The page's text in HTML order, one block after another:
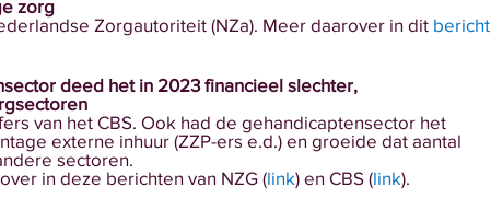
zorg
Zorgautoriteit (NZa). Meer daarover in dit bericht
deed het in 2023 financieel slechter,
van het CBS. Ook had de gehandicaptensector het
externe inhuur (ZZP-ers e.d.) en groeide dat aantal
sectoren.
in deze berichten van NZG (link) en CBS (link).